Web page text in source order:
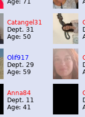
Age: 71
Catangel31
Dept. 31
Age: 50
Olif917
Dept. 29
Age: 59
Anna84
Dept. 11
Age: 41